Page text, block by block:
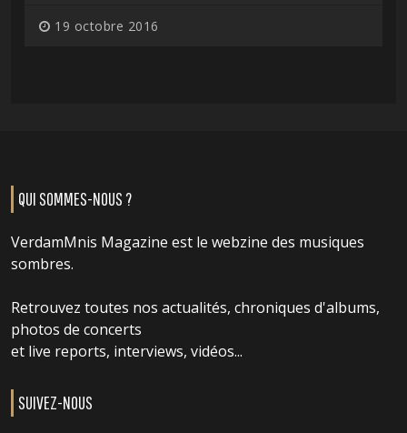
19 octobre 2016
QUI SOMMES-NOUS ?
VerdamMnis Magazine est le webzine des musiques
sombres.
Retrouvez toutes nos actualités, chroniques d'albums,
photos de concerts
et live reports, interviews, vidéos...
SUIVEZ-NOUS